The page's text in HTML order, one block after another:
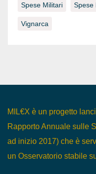
Spese Militari Spese
Vignarca
MIL€X è un progetto
Rapporto Annuale sulle
ad inizio 2017) che è
un Osservatorio stabile